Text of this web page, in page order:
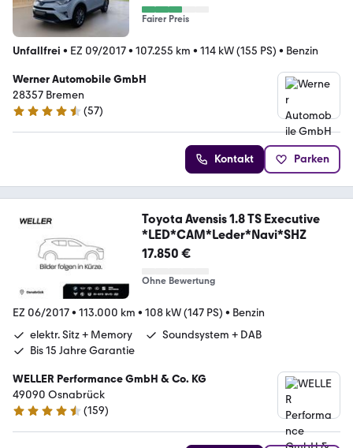
Fairer Preis
Unfallfrei • EZ 09/2017• 107.255 km • 114 kW (155 PS) • Benzin
Werner Automobile GmbH
28357 Bremen
4.6 Sterne
(57)
Kontakt Parken
Toyota Avensis 1.8 TS Executive
*LED*CAM*Leder*Navi*SHZ
17.850 €
Ohne Bewertung
EZ 06/2017• 113.000 km • 108 kW (147 PS) • Benzin
elektr. Sitz + Memory
Soundsystem + DAB
Bis 15 Jahre Garantie
WELLER Performance GmbH & Co. KG
49090 Osnabrück
4.5 Sterne
(159)